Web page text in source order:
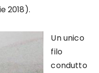
2018).
Un unico
filo
condutto